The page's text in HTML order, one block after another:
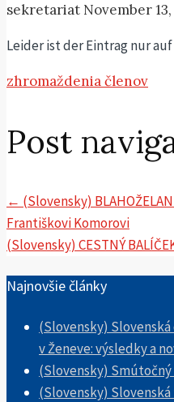
sekretariat November
Leider ist der Eintrag nur auf
zhromaždenia členov
Post
← (Slovensky)
Františkovi Komorovi
(Slovensky) CESTNÝ
Najnovšie články
(Slovensky)
v Ženeve: výsledky a
(Slovensky) Smútočný
(Slovensky)